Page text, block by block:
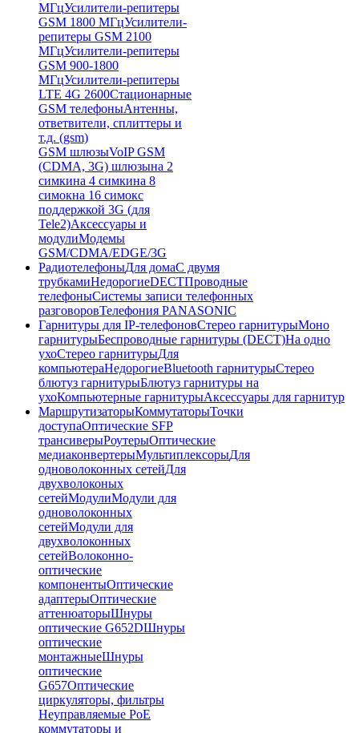
МГцУсилители-репитеры
GSM 1800 МГцУсилители-
репитеры GSM 2100
МГцУсилители-репитеры
GSM 900-1800
МГцУсилители-репитеры
LTE 4G 2600Стационарные
GSM телефоныАнтенны,
ответвители, сплиттеры и
т.д. (gsm)
GSM шлюзыVoIP GSM
(CDMA, 3G) шлюзына 2
симкина 4 симкина 8
симокна 16 симокс
поддержкой 3G (для
Tele2)Аксессуары и
модулиМодемы
GSM/CDMA/EDGE/3G
РадиотелефоныДля домаС двумя
трубкамиНедорогиеDECTПроводные
телефоныСистемы записи телефонных
разговоровТелефония PANASONIC
Гарнитуры для IP-телефоновСтерео гарнитурыМоно
гарнитурыБеспроводные гарнитуры (DECT)На одно
ухоСтерео гарнитурыДля
компьютераНедорогиеBluetooth гарнитурыСтерео
блютуз гарнитурыБлютуз гарнитуры на
ухоКомпьютерные гарнитурыАксессуары для гарнитур
МаршрутизаторыКоммутаторыТочки
доступаОптические SFP
трансиверыРоутерыОптические
медиаконвертерыМультиплексорыДля
одноволоконных сетейДля
двухволоконых
сетейМодулиМодули для
одноволоконных
сетейМодули для
двухволоконных
сетейВолоконно-
оптические
компонентыОптические
адаптерыОптические
аттенюаторыШнуры
оптические G652DШнуры
оптические
монтажныеШнуры
оптические
G657Оптические
циркуляторы, фильтры
Неуправляемые PoE
коммутаторы и